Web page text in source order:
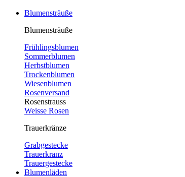
Blumensträuße
Blumensträuße
Frühlingsblumen
Sommerblumen
Herbstblumen
Trockenblumen
Wiesenblumen
Rosenversand
Rosenstrauss
Weisse Rosen
Trauerkränze
Grabgestecke
Trauerkranz
Trauergestecke
Blumenläden